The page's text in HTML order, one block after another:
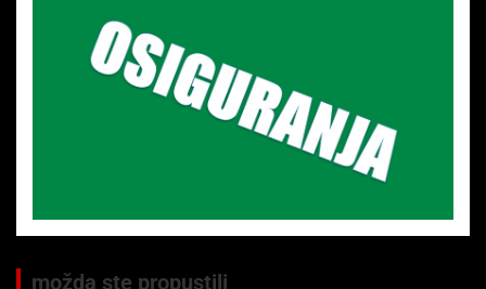
možda ste propustili